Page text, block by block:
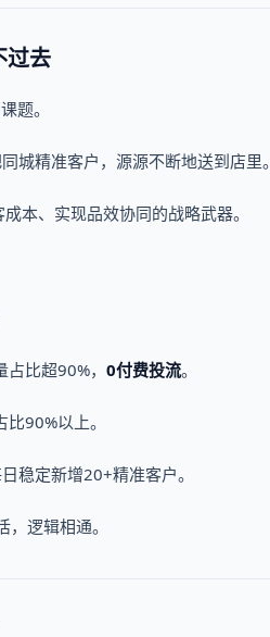
过去
题。
城精准客户，源源不断地送到店里。
本、实现品效协同的战略武器。
比超90%， 0付费投流。
90%以上。
稳定新增20+精准客户。
逻辑相通。